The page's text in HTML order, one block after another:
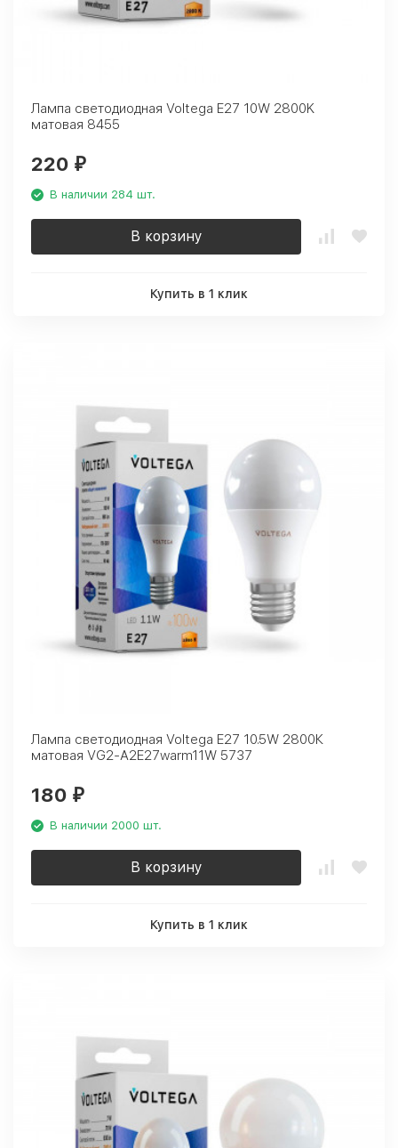
Лампа светодиодная Voltega E27 10W 2800K
матовая 8455
220 ₽
В наличии 284 шт.
В корзину
Купить в 1 клик
Лампа светодиодная Voltega E27 10.5W 2800К
матовая VG2-A2E27warm11W 5737
180 ₽
В наличии 2000 шт.
В корзину
Купить в 1 клик